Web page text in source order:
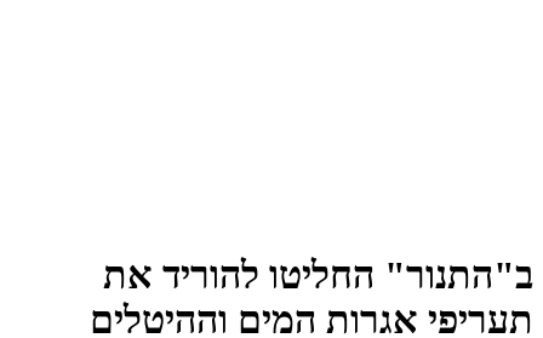
ב"התנור" החליטו להוריד את
תעריפי אגרות המים וההיטלים